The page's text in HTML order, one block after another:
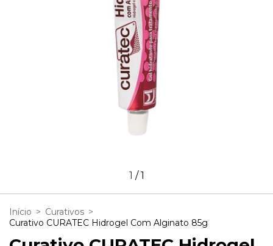
1 /1
Início > Curativos >
Curativo CURATEC Hidrogel Com Alginato 85g